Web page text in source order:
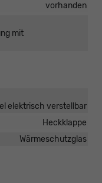
vorhanden
mit
elektrisch verstellbar
Heckklappe
Wärmeschutzglas